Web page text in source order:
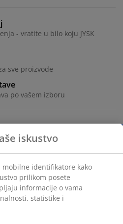
- vratite u bilo koju JYSK
sve proizvode
po vašem izboru
slažu jedna na drugu.
iskustvo
mobilne identifikatore kako
prilikom posete
informacije o vama
statistike i